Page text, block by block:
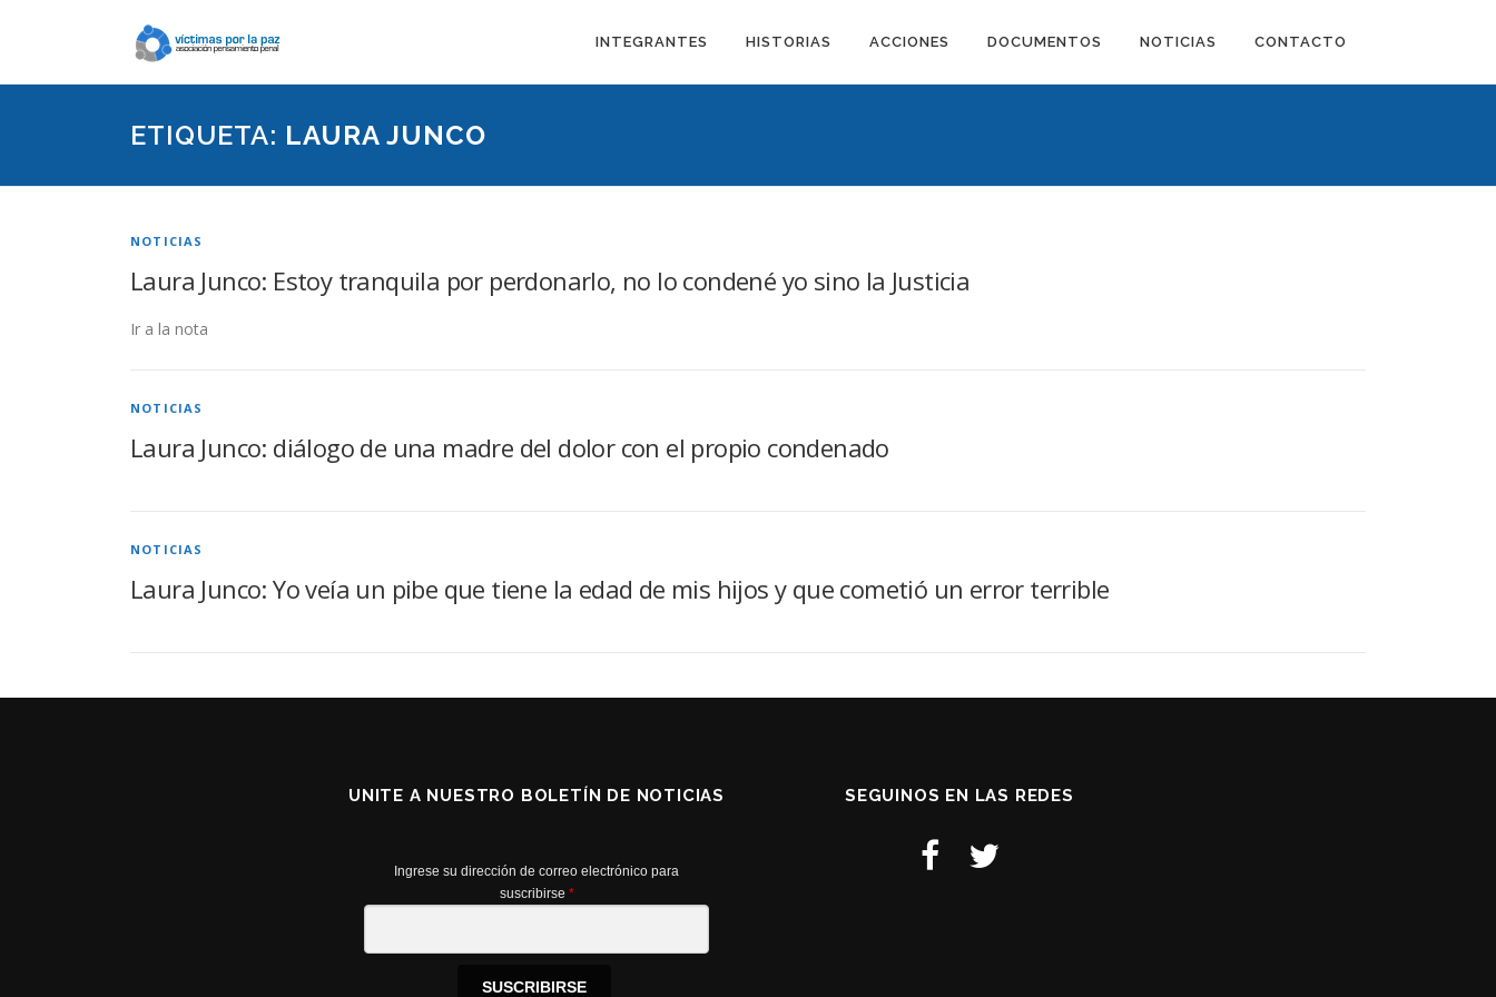
INTEGRANTES HISTORIAS ACCIONES DOCUMENTOS NOTICIAS CONTACTO
ETIQUETA: LAURA JUNCO
NOTICIAS
Laura Junco: Estoy tranquila por perdonarlo, no lo condené yo sino la Justicia
Ir a la nota
NOTICIAS
Laura Junco: diálogo de una madre del dolor con el propio condenado
NOTICIAS
Laura Junco: Yo veía un pibe que tiene la edad de mis hijos y que cometió un error terrible
UNITE A NUESTRO BOLETÍN DE NOTICIAS
Ingrese su dirección de correo electrónico para
suscribirse *
SUSCRIBIRSE
SEGUINOS EN LAS REDES